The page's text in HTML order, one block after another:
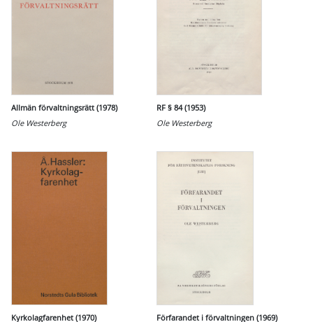
Allmän förvaltningsrätt (1978)
Ole Westerberg
RF § 84 (1953)
Ole Westerberg
Kyrkolagfarenhet (1970) Förfarandet i förvaltningen (1969)